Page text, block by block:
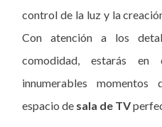
control de la luz y la
Con atención a los
comodidad, estarás
innumerables
espacio de sala de TV